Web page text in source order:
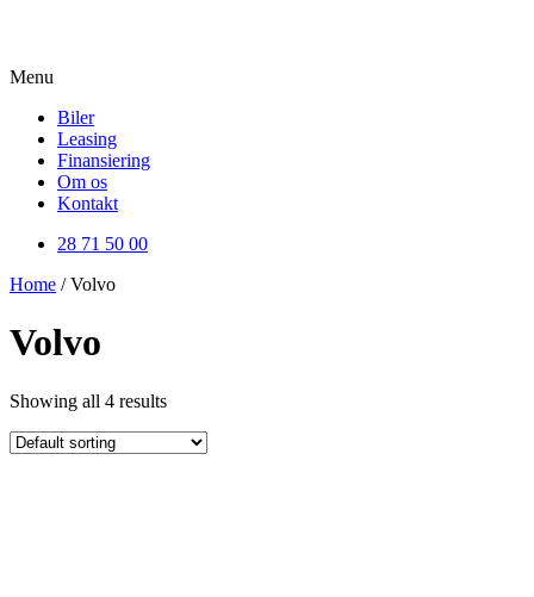
Menu
Biler
Leasing
Finansiering
Om os
Kontakt
28 71 50 00
Home / Volvo
Volvo
Showing all 4 results